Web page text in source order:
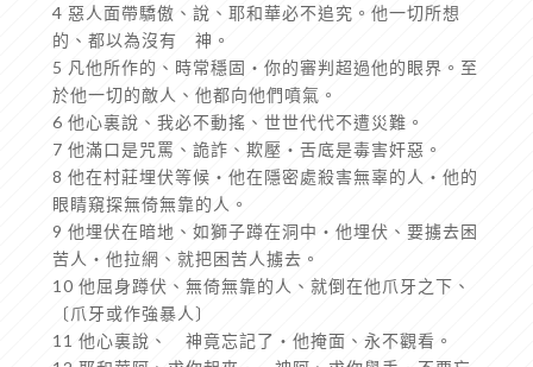
4 惡人面帶驕傲、說、耶和華必不追究。他一切所想
的、都以為沒有 神。
5 凡他所作的、時常穩固‧你的審判超過他的眼界。至
於他一切的敵人、他都向他們噴氣。
6 他心裏說、我必不動搖、世世代代不遭災難。
7 他滿口是咒罵、詭詐、欺壓‧舌底是毒害奸惡。
8 他在村莊埋伏等候‧他在隱密處殺害無辜的人‧他的
眼睛窺探無倚無靠的人。
9 他埋伏在暗地、如獅子蹲在洞中‧他埋伏、要擄去困
苦人‧他拉網、就把困苦人擄去。
10 他屈身蹲伏、無倚無靠的人、就倒在他爪牙之下、
〔爪牙或作強暴人〕
11 他心裏說、 神竟忘記了‧他掩面、永不觀看。